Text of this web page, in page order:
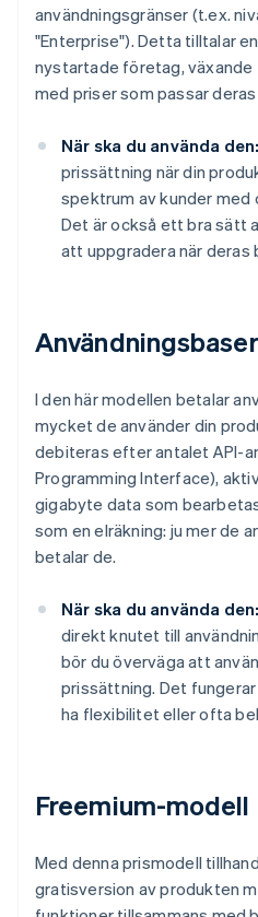
användningsgränser (t.ex.
"Enterprise"). Detta tilltalar
nystartade företag,
med priser som passar
När ska du använda den:
prissättning när din
spektrum av kunder med
Det är också ett bra sätt
att uppgradera när deras
I den här modellen betalar
mycket de använder din
debiteras efter antalet API-
Programming Interface),
gigabyte data som
som en elräkning: ju mer de
betalar de.
När ska du använda den:
direkt knutet till
bör du överväga att
prissättning. Det
ha flexibilitet eller ofta
Freemium-modell
Med denna prismodell
gratisversion av produkten